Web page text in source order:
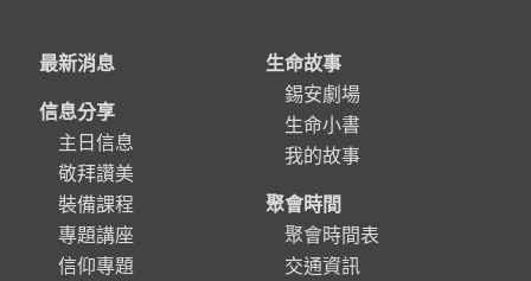
最新消息
信息分享
主日信息
敬拜讚美
裝備課程
專題講座
信仰專題
生命故事
錫安劇場
生命小書
我的故事
聚會時間
聚會時間表
交通資訊